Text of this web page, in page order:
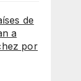
de
a
por